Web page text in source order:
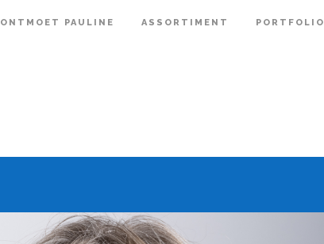
ONTMOET PAULINE ASSORTIMENT PORTFOLIO